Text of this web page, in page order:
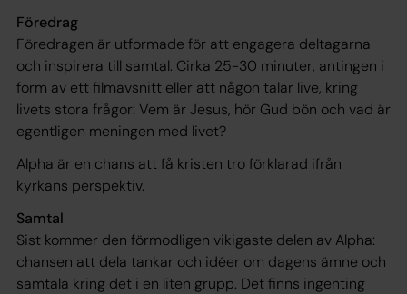
Föredrag
Föredragen är utformade för att engagera deltagarna
och inspirera till samtal. Cirka 25-30 minuter, antingen i
form av ett filmavsnitt eller att någon talar live, kring
livets stora frågor: Vem är Jesus, hör Gud bön och vad är
egentligen meningen med livet?
Alpha är en chans att få kristen tro förklarad ifrån
kyrkans perspektiv.
Samtal
Sist kommer den förmodligen vikigaste delen av Alpha:
chansen att dela tankar och idéer om dagens ämne och
samtala kring det i en liten grupp. Det finns ingenting